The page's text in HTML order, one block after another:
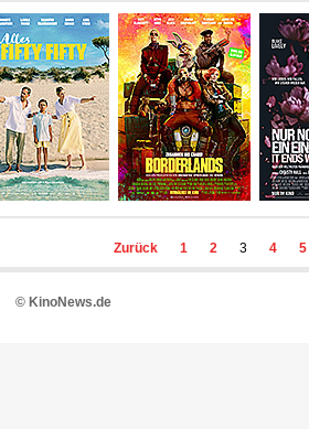
Zurück 1 2 3 4 5
© KinoNews.de